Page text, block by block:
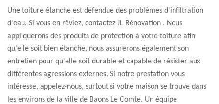
Une toiture étanche est défendue des problèmes d'infiltration
d'eau. Si vous en rêviez, contactez JL Rénovation . Nous
appliquerons des produits de protection à votre toiture afin
qu'elle soit bien étanche, nous assurerons également son
entretien pour qu'elle soit durable et capable de résister aux
différentes agressions externes. Si notre prestation vous
intéresse, appelez-nous, surtout si votre maison se trouve dans
les environs de la ville de Baons Le Comte. Un équipe